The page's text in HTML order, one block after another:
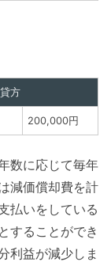
貸方
200,000円
数に応じて毎年
減価償却費を計
払いをしている
することができ
利益が減少しま